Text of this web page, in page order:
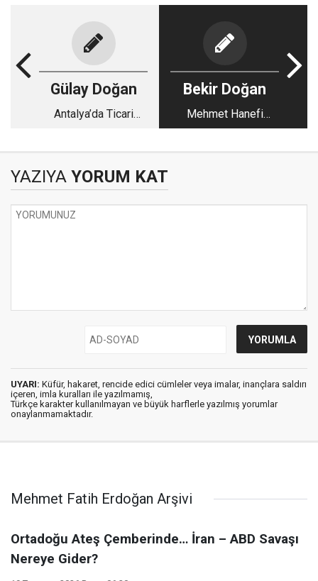
Gülay Doğan
Antalya’da Ticari
Bekir Doğan
Mehmet Hanefi
Öksüz’e Dua Vakti
YAZIYA YORUM KAT
UYARI: Küfür, hakaret, rencide edici cümleler veya imalar, inançlara saldırı
içeren, imla kuralları ile yazılmamış,
Türkçe karakter kullanılmayan ve büyük harflerle yazılmış yorumlar
onaylanmamaktadır.
Mehmet Fatih Erdoğan Arşivi
Ortadoğu Ateş Çemberinde… İran – ABD Savaşı
Nereye Gider?